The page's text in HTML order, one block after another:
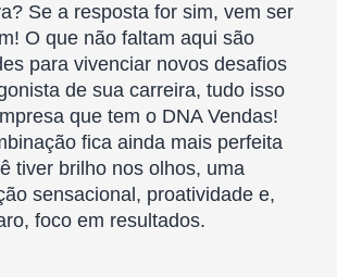
Se a resposta for sim, vem ser
O que não faltam aqui são
para vivenciar novos desafios
de sua carreira, tudo isso
que tem o DNA Vendas!
fica ainda mais perfeita
tiver brilho nos olhos, uma
sensacional, proatividade e,
foco em resultados.